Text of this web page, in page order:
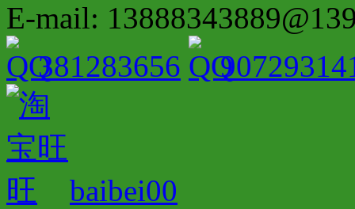
E-mail:
381283656
baibei00